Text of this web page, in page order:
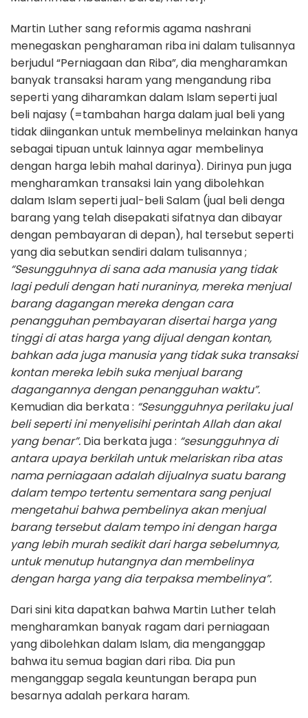
Martin Luther sang reformis agama nashrani
menegaskan pengharaman riba ini dalam tulisannya
berjudul “Perniagaan dan Riba”, dia mengharamkan
banyak transaksi haram yang mengandung riba
seperti yang diharamkan dalam Islam seperti jual
beli najasy (=tambahan harga dalam jual beli yang
tidak diingankan untuk membelinya melainkan hanya
sebagai tipuan untuk lainnya agar membelinya
dengan harga lebih mahal darinya). Dirinya pun juga
mengharamkan transaksi lain yang dibolehkan
dalam Islam seperti jual-beli Salam (jual beli denga
barang yang telah disepakati sifatnya dan dibayar
dengan pembayaran di depan), hal tersebut seperti
yang dia sebutkan sendiri dalam tulisannya ;
“Sesungguhnya di sana ada manusia yang tidak
lagi peduli dengan hati nuraninya, mereka menjual
barang dagangan mereka dengan cara
penangguhan pembayaran disertai harga yang
tinggi di atas harga yang dijual dengan kontan,
bahkan ada juga manusia yang tidak suka transaksi
kontan mereka lebih suka menjual barang
dagangannya dengan penangguhan waktu”.
Kemudian dia berkata : “Sesungguhnya perilaku jual
beli seperti ini menyelisihi perintah Allah dan akal
yang benar”. Dia berkata juga : “sesungguhnya di
antara upaya berkilah untuk melariskan riba atas
nama perniagaan adalah dijualnya suatu barang
dalam tempo tertentu sementara sang penjual
mengetahui bahwa pembelinya akan menjual
barang tersebut dalam tempo ini dengan harga
yang lebih murah sedikit dari harga sebelumnya,
untuk menutup hutangnya dan membelinya
dengan harga yang dia terpaksa membelinya”.
Dari sini kita dapatkan bahwa Martin Luther telah
mengharamkan banyak ragam dari perniagaan
yang dibolehkan dalam Islam, dia menganggap
bahwa itu semua bagian dari riba. Dia pun
menganggap segala keuntungan berapa pun
besarnya adalah perkara haram.